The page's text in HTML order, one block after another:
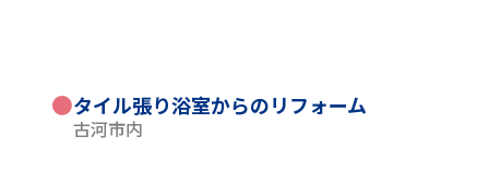
●タイル張り浴室からのリフォーム
古河市内